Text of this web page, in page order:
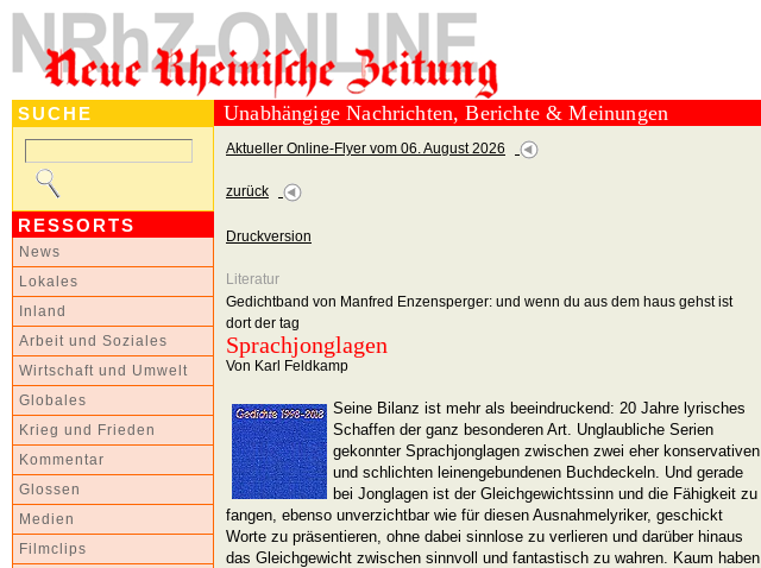
SUCHE
RESSORTS
News
Lokales
Inland
Arbeit und Soziales
Wirtschaft und Umwelt
Globales
Krieg und Frieden
Kommentar
Glossen
Medien
Filmclips
Unabhängige Nachrichten, Berichte & Meinungen
Aktueller Online-Flyer vom 06. August 2026
zurück
Druckversion
Literatur
Gedichtband von Manfred Enzensperger: und wenn du aus dem haus gehst ist
dort der tag
Sprachjonglagen
Von Karl Feldkamp
Seine Bilanz ist mehr als beeindruckend: 20 Jahre lyrisches
Schaffen der ganz besonderen Art. Unglaubliche Serien
gekonnter Sprachjonglagen zwischen zwei eher konservativen
und schlichten leinengebundenen Buchdeckeln. Und gerade
bei Jonglagen ist der Gleichgewichtssinn und die Fähigkeit zu
fangen, ebenso unverzichtbar wie für diesen Ausnahmelyriker, geschickt
Worte zu präsentieren, ohne dabei sinnlose zu verlieren und darüber hinaus
das Gleichgewicht zwischen sinnvoll und fantastisch zu wahren. Kaum haben